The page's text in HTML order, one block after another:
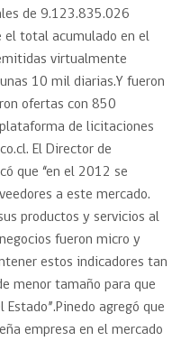
de 9.123.835.026
el total acumulado en el
virtualmente
10 mil diarias.Y fueron
ofertas con 850
de licitaciones
El Director de
que “en el 2012 se
a este mercado.
productos y servicios al
fueron micro y
estos indicadores tan
menor tamaño para que
agregó que
empresa en el mercado